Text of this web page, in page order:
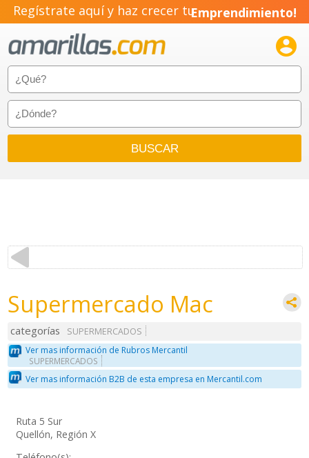
Regístrate aquí y haz crecer tuEmprendimiento!

Supermercado Mac
categorías
SUPERMERCADOS
Ver mas información de Rubros Mercantil
SUPERMERCADOS
Ver mas información B2B de esta empresa en Mercantil.com
Ruta 5 Sur
Quellón, Región X